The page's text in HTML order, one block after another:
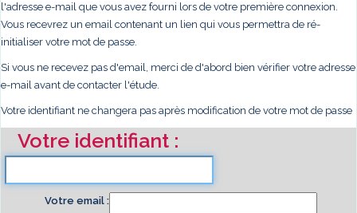
l'adresse e-mail que vous avez fourni lors de votre première connexion.
Vous recevrez un email contenant un lien qui vous permettra de ré-
initialiser votre mot de passe.
Si vous ne recevez pas d'email, merci de d'abord bien vérifier votre adresse
e-mail avant de contacter l'étude.
Votre identifiant ne changera pas après modification de votre mot de passe
Votre identifiant
Votre email